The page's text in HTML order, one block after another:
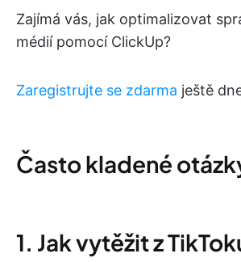
Zajímá vás, jak optimalizovat
médií pomocí ClickUp?
Zaregistrujte se zdarma ještě
Často kladené
1. Jak vytěžit z